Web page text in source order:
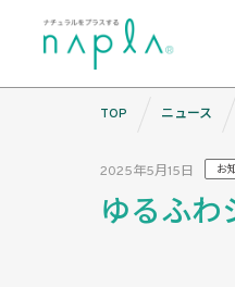
2025年5月15日 お
ゆるふわ
TOP ニュース